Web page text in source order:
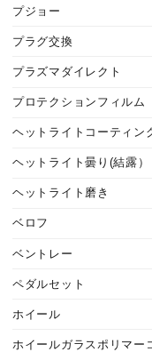
プジョー
プラグ交換
プラズマダイレクト
プロテクションフィルム
ヘットライトコーティン
ヘットライト曇り(結露）
ヘットライト磨き
ベロフ
ベントレー
ペダルセット
ホイール
ホイールガラスポリマー